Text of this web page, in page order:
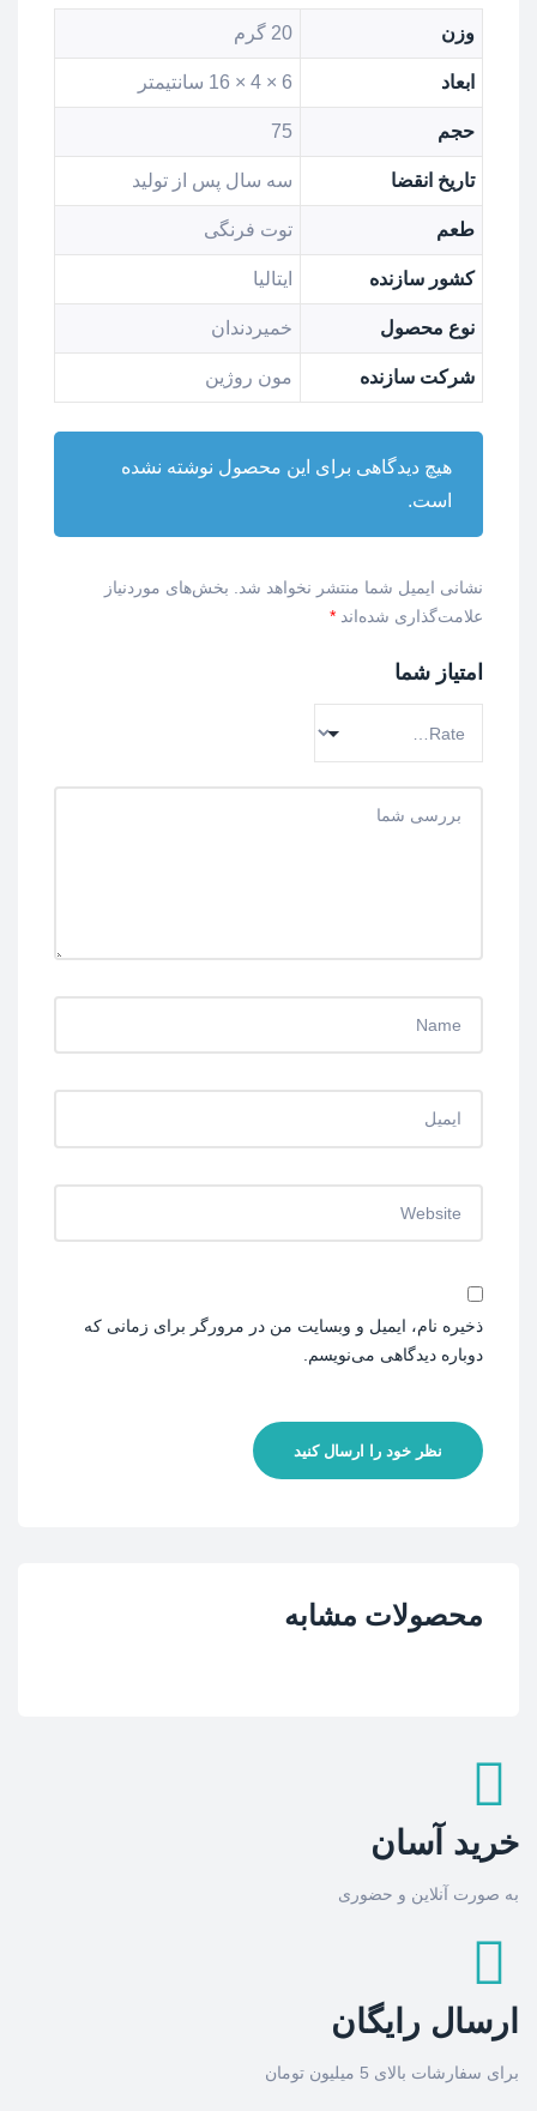
وزن 20 گرم
ابعاد 6 × 4 × 16 سانتیمتر
حجم 75
تاریخ انقضا سه سال پس از تولید
طعم توت فرنگی
کشور سازنده ایتالیا
نوع محصول خمیردندان
شرکت سازنده مون روژین
هیچ دیدگاهی برای این محصول نوشته نشده
است.
نشانی ایمیل شما منتشر نخواهد شد. بخش‌های موردنیاز
علامت‌گذاری شده‌اند *
امتیاز شما
ذخیره نام، ایمیل و وبسایت من در مرورگر برای زمانی که
دوباره دیدگاهی می‌نویسم.
نظر خود را ارسال کنید
محصولات مشابه
خرید آسان
به صورت آنلاین و حضوری
ارسال رایگان
برای سفارشات بالای 5 میلیون تومان